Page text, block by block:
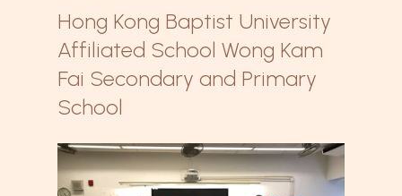
Hong Kong Baptist University
Affiliated School Wong Kam
Fai Secondary and Primary
School